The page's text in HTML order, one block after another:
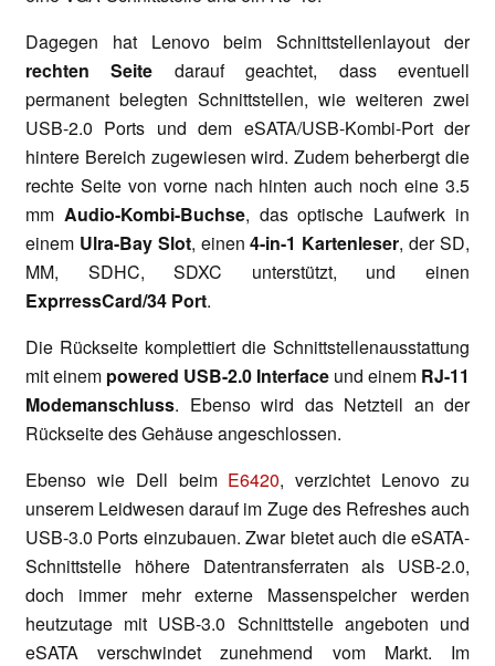
Dagegen hat Lenovo beim Schnittstellenlayout der
rechten Seite darauf geachtet, dass eventuell
permanent belegten Schnittstellen, wie weiteren zwei
USB-2.0 Ports und dem eSATA/USB-Kombi-Port der
hintere Bereich zugewiesen wird. Zudem beherbergt die
rechte Seite von vorne nach hinten auch noch eine 3.5
mm Audio-Kombi-Buchse, das optische Laufwerk in
einem Ulra-Bay Slot, einen4-in-1 Kartenleser, der SD,
MM, SDHC, SDXC unterstützt, und einen
ExprressCard/34 Port.
Die Rückseite komplettiert die Schnittstellenausstattung
mit einem powered USB-2.0 Interface und einem RJ-11
Modemanschluss. Ebenso wird das Netzteil an der
Rückseite des Gehäuse angeschlossen.
Ebenso wie Dell beim E6420, verzichtet Lenovo zu
unserem Leidwesen darauf im Zuge des Refreshes auch
USB-3.0 Ports einzubauen. Zwar bietet auch die eSATA-
Schnittstelle höhere Datentransferraten als USB-2.0,
doch immer mehr externe Massenspeicher werden
heutzutage mit USB-3.0 Schnittstelle angeboten und
eSATA verschwindet zunehmend vom Markt. Im